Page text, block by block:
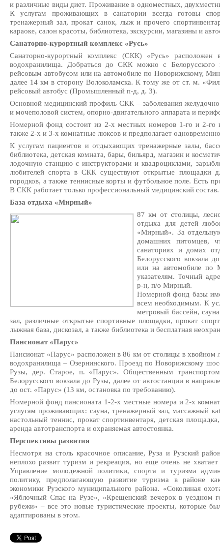
и различные виды диет. Проживание в одноместных,
К услугам проживающих в санатории всегда готовы
тренажерный зал, прокат санок, лыж и прочего
караоке, салон красоты, библиотека, экскурсии, магазины и
Санаторно-курортный комплекс «Русь»
Санаторно-курортный комплекс (СКК) «Русь» расположен
водохранилища. Добраться до СКК можно с Белорусского
рейсовым автобусом или на автомобиле по Новорижскому,
далее 14 км в сторону Волоколамска. К тому же от ст. м.
рейсовый автобус (Промышленный п-д, д. 3).
Основной медицинский профиль СКК – заболевания
и мочеполовой систем, опорно-двигательного аппарата и
Номерной фонд состоит из 2-х местных номеров 1-го и 2-го
также 2-х и 3-х комнатные люксов и предполагает
К услугам пациентов и отдыхающих тренажерные залы,
библиотека, детская комната, бары, бильярд, магазин и
лодочную станцию с инструкторами и квадроциклами,
любителей спорта в СКК существуют открытые площадки
городков, а также теннисные корты и футбольное поле. Есть
В СКК работает только профессиональный медицинский состав.
База отдыха «Мирный»
87 км от столицы,
отдыха для детей
«Мирный». За
домашних питомцев,
санаториях и домах
Белорусского вокзала
или на автомобиле по
указателям. Точный
р-н, п/о Мирный.
Номерной фонд базы
всем необходимым. К
метровый бассейн,
зал, различные открытые спортивные площадки, прокат
лыжная база, дискозал, а также библиотека и бесплатная
Пансионат «Парус»
Пансионат «Парус» расположен в 86 км от столицы в хвойном
водохранилища – Озернинского. Проезд по Новорижскому
Рузы, дер. Старое, п. «Парус». Общественным
Белорусского вокзала до Рузы, далее от автостанции в
до ост. «Парус» (13 км, остановка по требованию).
Номерной фонд пансионата 1-2-х местные номера и 2-х
услугам проживающих: сауна, тренажерный зал, массажный
настольный теннис, прокат спортинвентаря, детская
аренда автотранспорта и охраняемая автостоянка.
Перспективы развития
Несмотря на столь красочное описание, Руза и Рузский
неплохо развит туризм и рекреация, но еще очень не
Управление молодежной политики, спорта и туризма
политику, предполагающую развитие туризма в районе
экономики Рузского муниципального района. «Соколиная
«Яблочный Спас на Рузе», «Крещенский вечерок в уездном
рубежи» – все это новые туристические проекты, которые
адаптированы в этом.